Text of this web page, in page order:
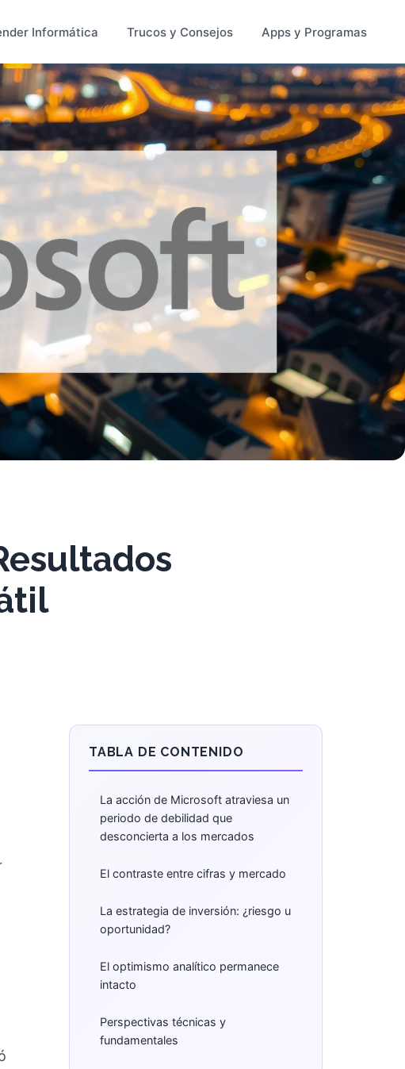
Informática Trucos y Consejos Apps y Programas
TABLA DE CONTENIDO
La acción de Microsoft atraviesa un
periodo de debilidad que
desconcierta a los mercados
El contraste entre cifras y mercado
La estrategia de inversión: ¿riesgo u
oportunidad?
El optimismo analítico permanece
intacto
Perspectivas técnicas y
fundamentales